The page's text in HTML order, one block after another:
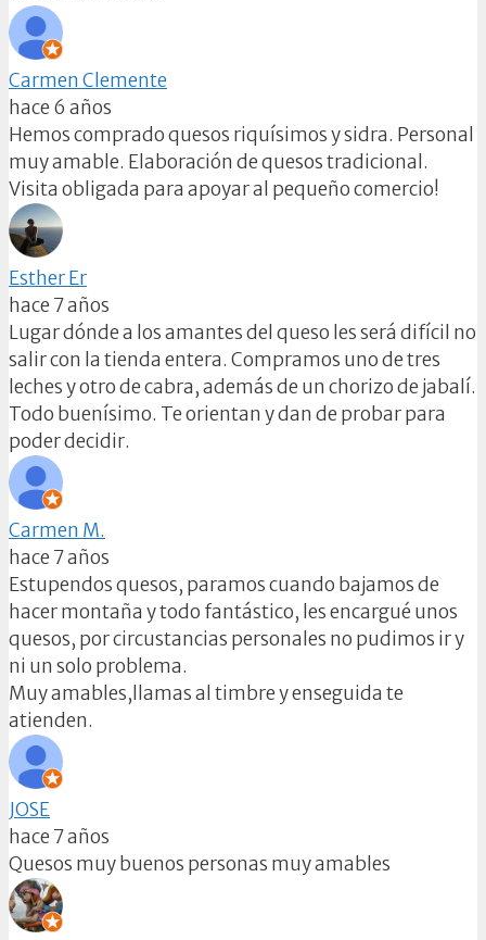
Carmen Clemente
hace 6 años
Hemos comprado quesos riquísimos y sidra. Personal
muy amable. Elaboración de quesos tradicional.
Visita obligada para apoyar al pequeño comercio!
Esther Er
hace 7 años
Lugar dónde a los amantes del queso les será difícil no
salir con la tienda entera. Compramos uno de tres
leches y otro de cabra, además de un chorizo de jabalí.
Todo buenísimo. Te orientan y dan de probar para
poder decidir.
Carmen M.
hace 7 años
Estupendos quesos, paramos cuando bajamos de
hacer montaña y todo fantástico, les encargué unos
quesos, por circustancias personales no pudimos ir y
ni un solo problema.
Muy amables,llamas al timbre y enseguida te
atienden.
JOSE
hace 7 años
Quesos muy buenos personas muy amables